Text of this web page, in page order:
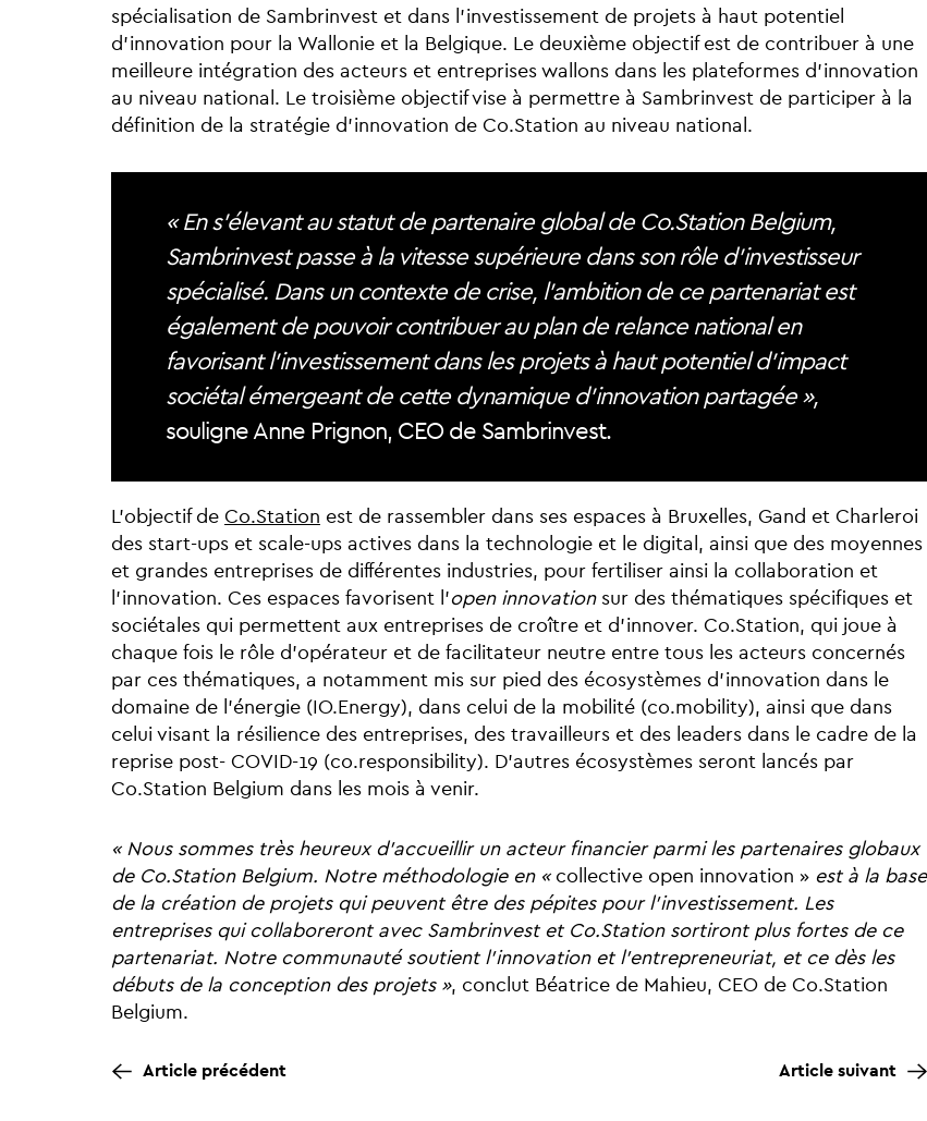
spécialisation de Sambrinvest et dans l’investissement de projets à haut potentiel
d’innovation pour la Wallonie et la Belgique. Le deuxième objectif est de contribuer à une
meilleure intégration des acteurs et entreprises wallons dans les plateformes d'innovation
au niveau national. Le troisième objectif vise à permettre à Sambrinvest de participer à la
définition de la stratégie d’innovation de Co.Station au niveau national.
« En s’élevant au statut de partenaire global de Co.Station Belgium,
Sambrinvest passe à la vitesse supérieure dans son rôle d’investisseur
spécialisé. Dans un contexte de crise, l’ambition de ce partenariat est
également de pouvoir contribuer au plan de relance national en
favorisant l’investissement dans les projets à haut potentiel d’impact
sociétal émergeant de cette dynamique d’innovation partagée »,
souligne Anne Prignon, CEO de Sambrinvest.
L’objectif de Co.Station est de rassembler dans ses espaces à Bruxelles, Gand et Charleroi
des start-ups et scale-ups actives dans la technologie et le digital, ainsi que des moyennes
et grandes entreprises de différentes industries, pour fertiliser ainsi la collaboration et
l’innovation. Ces espaces favorisent l’open innovationsur des thématiques spécifiques et
sociétales qui permettent aux entreprises de croître et d’innover. Co.Station, qui joue à
chaque fois le rôle d’opérateur et de facilitateur neutre entre tous les acteurs concernés
par ces thématiques, a notamment mis sur pied des écosystèmes d’innovation dans le
domaine de l’énergie (IO.Energy), dans celui de la mobilité (co.mobility), ainsi que dans
celui visant la résilience des entreprises, des travailleurs et des leaders dans le cadre de la
reprise post- COVID-19 (co.responsibility). D’autres écosystèmes seront lancés par
Co.Station Belgium dans les mois à venir.
« Nous sommes très heureux d’accueillir un acteur financier parmi les partenaires globaux
de Co.Station Belgium. Notre méthodologie en «collective open innovation » est à la base
de la création de projets qui peuvent être des pépites pour l'investissement. Les
entreprises qui collaboreront avec Sambrinvest et Co.Station sortiront plus fortes de ce
partenariat. Notre communauté soutient l'innovation et l'entrepreneuriat, et ce dès les
débuts de la conception des projets », conclut Béatrice de Mahieu, CEO de Co.Station
Belgium.
Article précédent Article suivant